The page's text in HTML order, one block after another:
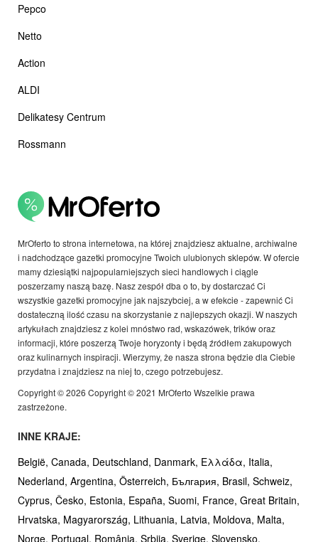
MrOferto to strona internetowa, na której znajdziesz aktualne, archiwalne
i nadchodzące gazetki promocyjne Twoich ulubionych sklepów. W ofercie
mamy dziesiątki najpopularniejszych sieci handlowych i ciągle
poszerzamy naszą bazę. Nasz zespół dba o to, by dostarczać Ci
wszystkie gazetki promocyjne jak najszybciej, a w efekcie - zapewnić Ci
dostateczną ilość czasu na skorzystanie z najlepszych okazji. W naszych
artykułach znajdziesz z kolei mnóstwo rad, wskazówek, trików oraz
informacji, które poszerzą Twoje horyzonty i będą źródłem zakupowych
oraz kulinarnych inspiracji. Wierzymy, że nasza strona będzie dla Ciebie
przydatna i znajdziesz na niej to, czego potrzebujesz.
Copyright © 2026 Copyright © 2021 MrOferto Wszelkie prawa
zastrzeżone.
Pepco
Netto
Action
ALDI
Delikatesy Centrum
Rossmann
INNE KRAJE:
België, Canada, Deutschland, Danmark, Ελλάδα, Italia,
Nederland, Argentina, Österreich, България, Brasil, Schweiz,
Cyprus, Česko, Estonia, España, Suomi, France, Great Britain,
Hrvatska, Magyarország, Lithuania, Latvia, Moldova, Malta,
Norge, Portugal, România, Srbija, Sverige, Slovensko,